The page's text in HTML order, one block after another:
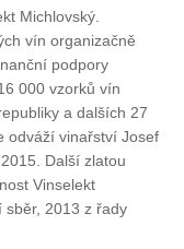
Michlovský.
vín organizačně
podpory
000 vzorků vín
a dalších 27
odváží vinařství Josef
Další zlatou
Vinselekt
sběr, 2013 z řady